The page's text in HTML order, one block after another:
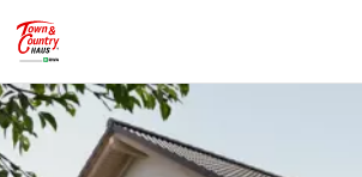
Wonach möchten Sie suchen?